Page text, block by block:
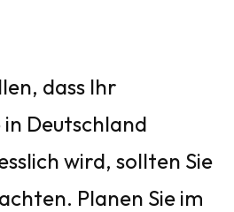
dass Ihr
Deutschland
wird, sollten Sie
Planen Sie im